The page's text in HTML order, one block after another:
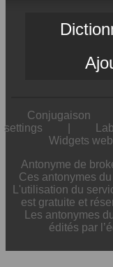
Conjugaison
settings
Widgets
Antonyme de
Ces antonymes
L'utilisation du
est gratuite et
Les antonymes
édités par